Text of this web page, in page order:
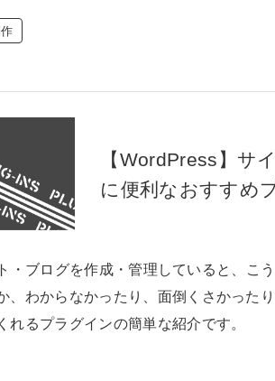
【WordPress】サ
に便利なおすすめ
・ブログを作成・管理していると、こ
、わからなかったり、面倒くさかった
れるプラグインの簡単な紹介です。